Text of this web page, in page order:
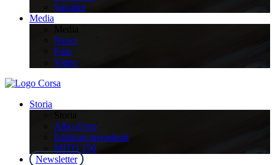
Squadre
Media
News
Foto
Video
Storia
Albo d’oro
Edizioni precedenti
MITO 150
Newsletter